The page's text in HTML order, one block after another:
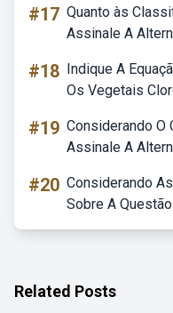
#17 Quanto às
Assinale A
#18 Indique A
Os Vegetais
#19 Considerando O
Assinale A
#20 Considerando
Sobre A
Related Posts